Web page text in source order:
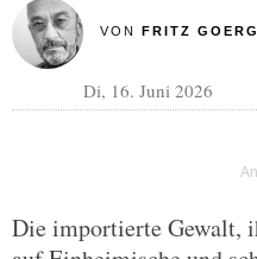
VON FRITZ
Di, 16. Juni 2026
Die importierte Gewalt,